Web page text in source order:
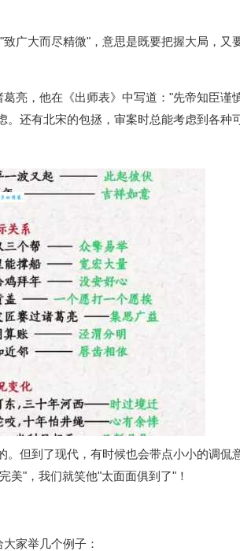
广大而尽精微"，意思是既要把握大局，又
亮，他在《出师表》中写道："先帝知臣谨
还有北宋的包拯，审案时总能考虑到各种
但到了现代，有时候也会带点小小的调侃
美"，我们就笑他"太面面俱到了"！
家举几个例子：